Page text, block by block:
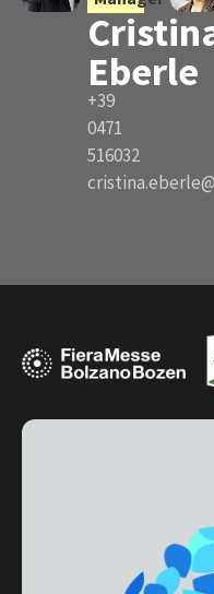
Eberle
+39
0471
516032